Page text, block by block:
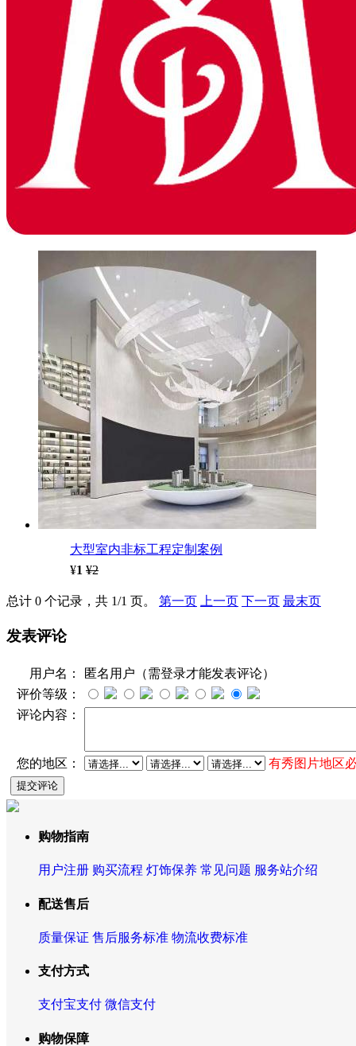
大型室内非标工程定制案例
¥1 ¥2
总计 0 个记录，共 1/1 页。 第一页 上一页 下一页 最末页
发表评论
用户名：
匿名用户（需登录才能发表评论）
评价等级：
评论内容：
您的地区： 有秀图片地区
购物指南
用户注册 购买流程 灯饰保养 常见问题 服务站介绍
配送售后
质量保证 售后服务标准 物流收费标准
支付方式
支付宝支付 微信支付
购物保障